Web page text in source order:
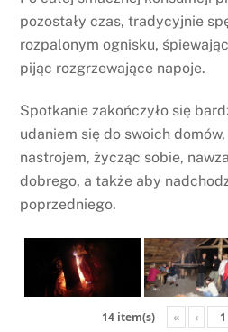
pozostały czas, tradycyjnie
rozpalonym ognisku,
pijąc rozgrzewające napoje.
Spotkanie zakończyło się
udaniem się do swoich
nastrojem, życząc sobie,
dobrego, a także aby
poprzedniego.
14 item(s) « ‹